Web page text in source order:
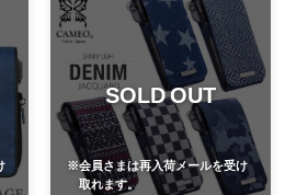
SOLD OUT
※会員さまは再入荷メールを受け
取れます。